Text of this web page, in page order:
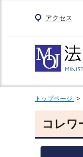
アクセス
トップページ >
コレワ